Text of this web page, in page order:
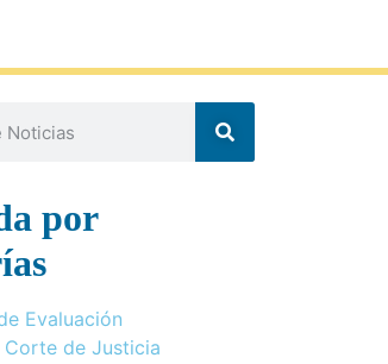
por
Evaluación
Corte de Justicia